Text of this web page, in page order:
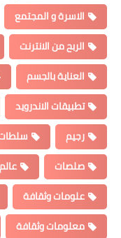
الاسرة و المجتمع
الربح من الانترنت
العناية بالجسم
تطبيقات الاندرويد
رجيم
صلصات
علومات وثقافة
معلومات وثقافة